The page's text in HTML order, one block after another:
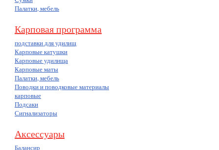
Палатки, мебель
Карповая программа
подставки для удилищ
Карповые катушки
Карповые удилища
Карповые маты
Палатки, мебель
Поводки и поводковые материалы
карповые
Подсаки
Сигнализаторы
Аксессуары
Балансир